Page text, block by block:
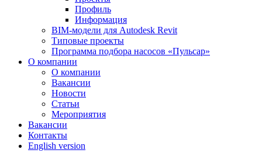
Профиль
Информация
BIM-модели для Autodesk Revit
Типовые проекты
Программа подбора насосов «Пульсар»
О компании
О компании
Вакансии
Новости
Статьи
Мероприятия
Вакансии
Контакты
English version